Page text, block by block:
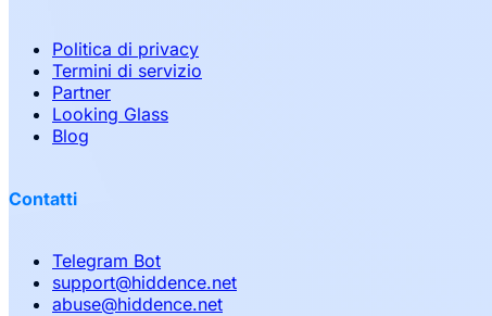
Politica di privacy
Termini di servizio
Partner
Looking Glass
Blog
Contatti
Telegram Bot
support@hiddence.net
abuse@hiddence.net